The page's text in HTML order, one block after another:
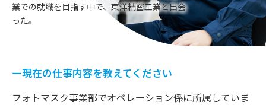
業での就職を目指す中で、東洋精密工業と出会
った。
ー現在の仕事内容を教えてください
フォトマスク事業部でオペレーション係に所属していま